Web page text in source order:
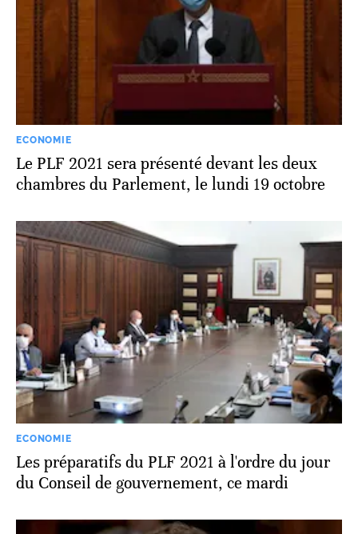
ECONOMIE
Le PLF 2021 sera présenté devant les deux
chambres du Parlement, le lundi 19 octobre
ECONOMIE
Les préparatifs du PLF 2021 à l'ordre du jour
du Conseil de gouvernement, ce mardi